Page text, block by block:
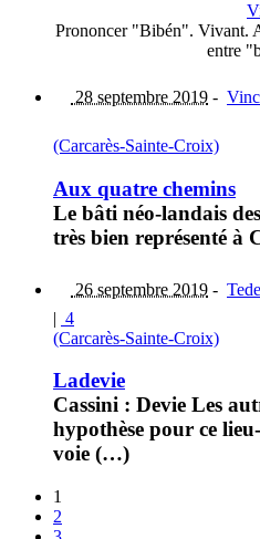
Prononcer "Bibén". Vivant.
entre
28 septembre 2019 -
(Carcarès-Sainte-Croix)
Aux quatre chemins
Le bâti néo-landais
très bien représenté à
26 septembre 2019 -
| 4
(Carcarès-Sainte-Croix)
Ladevie
Cassini : Devie Les
hypothèse pour ce
voie (…)
1
2